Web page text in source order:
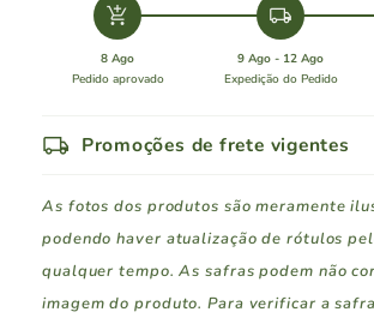
Garibaldi
Granja
União
Garibaldi
add_shopping_cart
8 Ago
Pedido aprovado
local_shipping
9 Ago - 12 Ago
Expedição do Pedido
local_shipping Promoções de frete vigentes
As fotos dos produtos são meramente
podendo haver atualização de rótulos
qualquer tempo. As safras podem não
imagem do produto. Para verificar a